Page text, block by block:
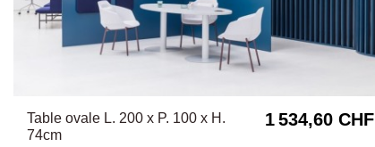
Table ovale L. 200 x P. 100 x H.
74cm
1 534,60 CHF